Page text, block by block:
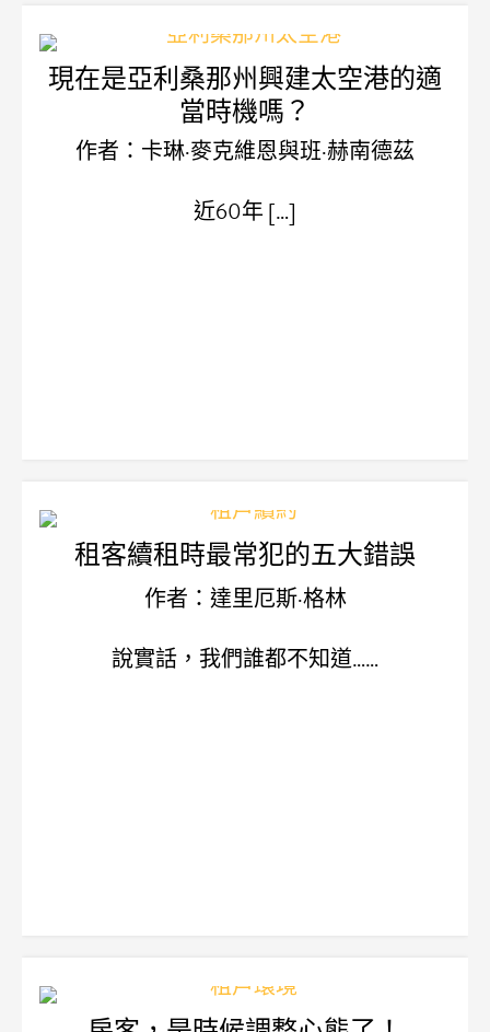
現在是亞利桑那州興建太空港的適
當時機嗎？
作者：卡琳·麥克維恩與班·赫南德茲
近60年 […]
租客續租時最常犯的五大錯誤
作者：達里厄斯·格林
說實話，我們誰都不知道……